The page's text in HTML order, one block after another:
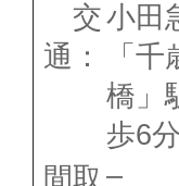
交
通：
小田
「
橋
歩6分
間取 –